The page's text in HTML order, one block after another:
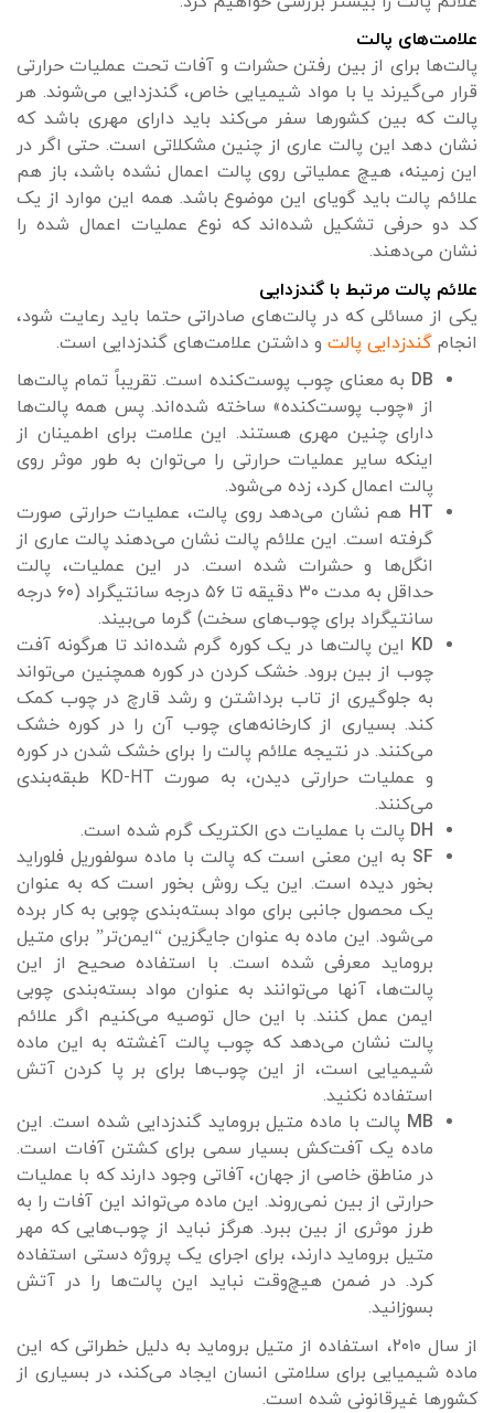
علامت‌های پالت
پالت‌ها برای از بین رفتن حشرات و آفات تحت عملیات حرارتی
قرار می‌گیرند یا با مواد شیمیایی خاص، گندزدایی می‌شوند. هر
پالت که بین کشورها سفر می‌کند باید دارای مهری باشد که
نشان دهد این پالت عاری از چنین مشکلاتی است. حتی اگر در
این زمینه، هیچ عملیاتی روی پالت اعمال نشده باشد، باز هم
علائم پالت باید گویای این موضوع باشد. همه این موارد از یک
کد دو حرفی تشکیل شده‌اند که نوع عملیات اعمال شده را
نشان می‌دهند.
علائم پالت مرتبط با گندزدایی
یکی از مسائلی که در پالت‌های صادراتی حتما باید رعایت شود،
انجام گندزدایی پالت و داشتن علامت‌های گندزدایی است.
DB به معنای چوب پوست‌کنده است. تقریباً تمام پالت‌ها
از «چوب پوست‌کنده» ساخته شده‌اند. پس همه پالت‌ها
دارای چنین مهری هستند. این علامت برای اطمینان از
اینکه سایر عملیات حرارتی را می‌توان به طور موثر روی
پالت اعمال کرد، زده می‌شود.
HT هم نشان می‌دهد روی پالت، عملیات حرارتی صورت
گرفته است. این علائم پالت نشان می‌دهند پالت عاری از
انگل‌ها و حشرات شده است. در این عملیات، پالت
حداقل به مدت ۳۰ دقیقه تا ۵۶ درجه سانتیگراد (۶۰ درجه
سانتیگراد برای چوب‌های سخت) گرما می‌بیند.
KD این پالت‌ها در یک کوره گرم شده‌اند تا هرگونه آفت
چوب از بین برود. خشک کردن در کوره همچنین می‌تواند
به جلوگیری از تاب برداشتن و رشد قارچ در چوب کمک
کند. بسیاری از کارخانه‌های چوب آن را در کوره خشک
می‌کنند. در نتیجه علائم پالت را برای خشک شدن در کوره
و عملیات حرارتی دیدن، به صورت KD-HT طبقه‌بندی
می‌کنند.
DH پالت با عملیات دی الکتریک گرم شده است.
SF به این معنی است که پالت با ماده سولفوریل فلوراید
بخور دیده است. این یک روش بخور است که به عنوان
یک محصول جانبی برای مواد بسته‌بندی چوبی به کار برده
می‌شود. این ماده به عنوان جایگزین “ایمن‌تر” برای متیل
بروماید معرفی شده است. با استفاده صحیح از این
پالت‌ها، آنها می‌توانند به عنوان مواد بسته‌بندی چوبی
ایمن عمل کنند. با این حال توصیه می‌کنیم اگر علائم
پالت نشان می‌دهد که چوب پالت آغشته به این ماده
شیمیایی است، از این چوب‌ها برای بر پا کردن آتش
استفاده نکنید.
MB پالت با ماده متیل بروماید گندزدایی شده است. این
ماده یک آفت‌کش بسیار سمی برای کشتن آفات است.
در مناطق خاصی از جهان، آفاتی وجود دارند که با عملیات
حرارتی از بین نمی‌روند. این ماده می‌تواند این آفات را به
طرز موثری از بین ببرد. هرگز نباید از چوب‌هایی که مهر
متیل بروماید دارند، برای اجرای یک پروژه دستی استفاده
کرد. در ضمن هیچ‌وقت نباید این پالت‌ها را در آتش
بسوزانید.
از سال ۲۰۱۰، استفاده از متیل بروماید به دلیل خطراتی که این
ماده شیمیایی برای سلامتی انسان ایجاد می‌کند، در بسیاری از
کشورها غیرقانونی شده است.